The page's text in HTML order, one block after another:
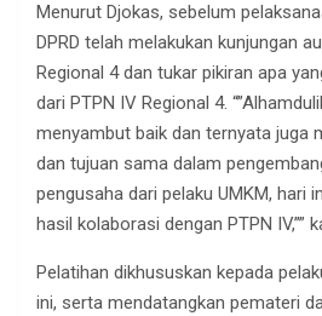
Menurut Djokas, sebelum
DPRD telah melakukan kunjungan
Regional 4 dan tukar pikiran apa
dari PTPN IV Regional 4.
menyambut baik dan ternyata juga
dan tujuan sama dalam
pengusaha dari pelaku UMKM, hari
hasil kolaborasi dengan PTPN IV,””
Pelatihan dikhususkan kepada
ini, serta mendatangkan pemateri